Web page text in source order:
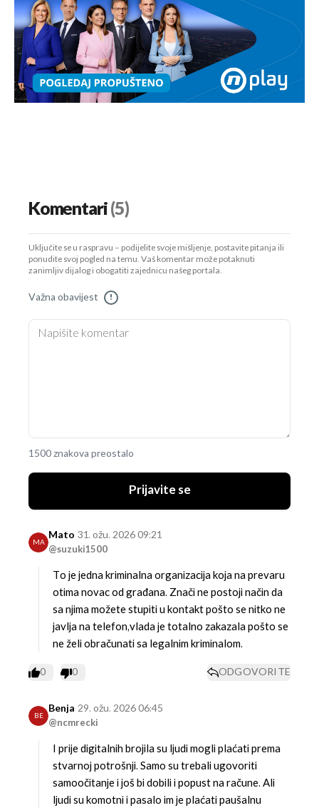
Komentari(5)
Uključite se u raspravu – podijelite svoje mišljenje, postavite pitanja ili
ponudite svoj pogled na temu. Vaš komentar može potaknuti
zanimljiv dijalog i obogatiti zajednicu našeg portala.
Važna obavijest !
1500 znakova preostalo
Prijavite se
MA
Mato
@suzuki1500
31. ožu. 2026 09:21
To je jedna kriminalna organizacija koja na prevaru
otima novac od građana. Znači ne postoji način da
sa njima možete stupiti u kontakt pošto se nitko ne
javlja na telefon,vlada je totalno zakazala pošto se
ne želi obračunati sa legalnim kriminalom.
0 0 ODGOVORITE
BE
Benja
@ncmrecki
29. ožu. 2026 06:45
I prije digitalnih brojila su ljudi mogli plaćati prema
stvarnoj potrošnji. Samo su trebali ugovoriti
samoočitanje i još bi dobili i popust na račune. Ali
ljudi su komotni i pasalo im je plaćati paušalnu